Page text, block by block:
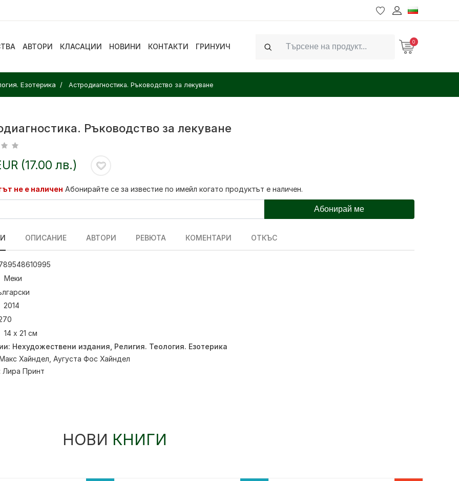
АВТОРИ КЛАСАЦИИ НОВИНИ КОНТАКТИ ГРИНУИЧ
Search
0
Езотерика Астродиагностика. Ръководство за лекуване
Ръководство за лекуване
(17.00 лв.)
не е наличен Абонирайте се за известие по имейл когато продуктът е наличен.
Абонирай ме
ОПИСАНИЕ АВТОРИ РЕВЮТА КОМЕНТАРИ ОТКЪС
Меки
2014
14 х 21 см
Нехудожествени издания Религия. Теология. Езотерика
Хайндел Аугуста Фос Хайндел
Лира Принт
НОВИ КНИГИ